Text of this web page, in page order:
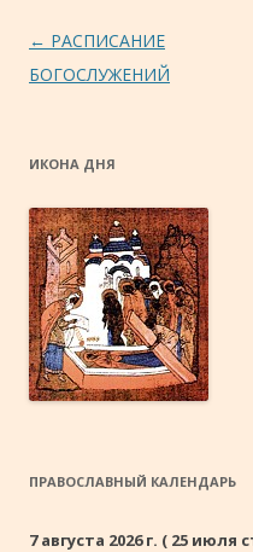
Навигация по записям
← РАСПИСАНИЕ
БОГОСЛУЖЕНИЙ
ИКОНА ДНЯ
ПРАВОСЛАВНЫЙ КАЛЕНДАРЬ
7 августа 2026 г. ( 25 июля